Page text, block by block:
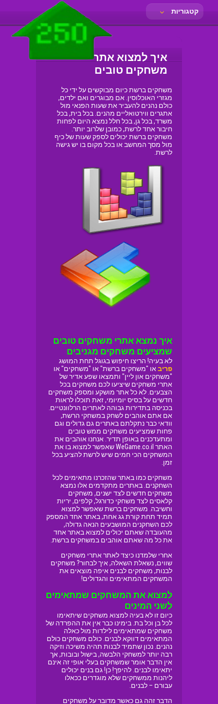
קטגוריות
איך למצוא אתרי
משחקים טובים
משחקים ברשת כיום מבוקשים על ידי כל
מגזרי האוכלוסין. אם מבוגרים ואם ילדים,
כולם נהנים להעביר את שעות הפנאי מול
אתגרים ווירטואליים מהנים. בכל בית, בכל
משרד, בכל גן, בכל חלל נמצא היום לפחות
חיבור אחד לרשת, כמובן שלרוב יותר.
משחקים ברשת יכולים לספק שעות של כיף
מול מסך המחשב או בכל מקום בו יש גישה
לרשת.
איך נמצא אתרי משחקים טובים
שמציעים משחקים מגניבים
לא בעיה! הריצו חיפוש בגוגל תחת המושג
פריב או "משחקים ברשת" או "משחקים" או
"משחקים און ליין" ותמצאו שפע אדיר של
אתרי משחקים שיציעו לכם משחקים בכל
הצבעים. לא כל אתר מושקע ומספק משחקים
חדשים על בסיס יומיומי, זאת תוכלו לראות
בכניסה בתדירות גבוהה לאתרים הרלוונטיים.
אם אתם אוהבים לשחק במשחקי הרשת,
וודאי כבר נתקלתם באתרים גם גדולים וגם
פחות שמציעים משחקים ממש טובים
ומתעדכנים באופן תדיר. אנחנו אוהבים את
האתר WeGame.co.il שאפשר למצוא בו את
המשחקים הכי חמים שיש לרשת להציע בכל
זמן.
משחקים כמו באתר שהזכרנו מתאימים לכל
השחקנים. באתרים מתקדמים אלו נמצא
משחקים חדשים לצד ישנים, משחקים
קלאסים לצד משחקי כדורגל, קלפים, יריות
וחשיבה. משחקים ברשת שאפשר למצוא
תמיד תחת קורת גג אחת, באתר אחד המספק
לכם השחקנים המושבעים הנאה גדולה,
מהעובדה שאתם יכולים למצוא באתר אחד
את כל מה שאתם אוהבים במשחקים ברשת.
אחרי שלמדנו כיצד לאתר אתרי משחקים
שווים, נשאלת השאלה, איך לבחור? משחקים
לבנות, משחקים לבנים איפה מוצאים את
המשחקים המתאימים והגדולים!
למצוא את המשחקים שמתאימים
לשני המינים
כיום זו לא בעיה למצוא משחקים שיתאימו
לכל בן וכל בת. בימינו כבר אין את ההפרדה של
משחקים שמתאימים לילדות מול כאלה
המתאימים דווקא לבנים. כולם משחקים כולם
נהנים. נכון שתמיד לבנות תהיה משיכה וזיקה
רבה יותר למשחקי הלבשה, בישול ובובות, אך
אין הדבר אומר שמשחקים בעלי אופי זה אינם
יתאימו לבנים. להיפך! כן! גם בנים יכולים
ליהנות ממשחקים שלא מוגדרים ככאלו
עבורם – לבנים.
הדבר זהה גם כאשר מדובר על משחקים